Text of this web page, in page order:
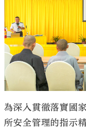
為深入貫徹落實國
所安全管理的指示